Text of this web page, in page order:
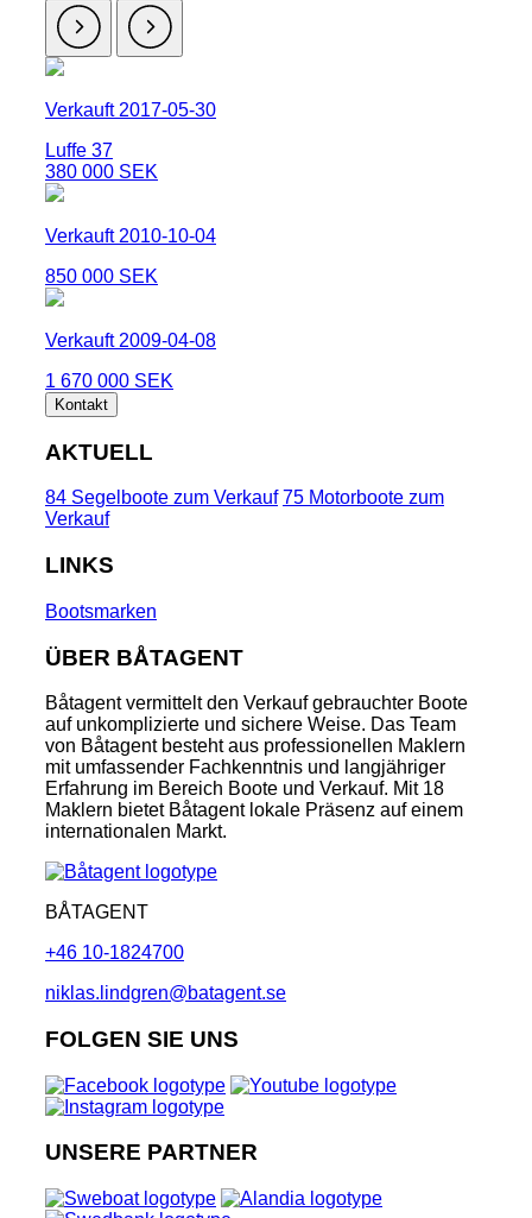
Verkauft 2017-05-30
Luffe 37
380 000 SEK
Verkauft 2010-10-04
850 000 SEK
Verkauft 2009-04-08
1 670 000 SEK
Kontakt
AKTUELL
84 Segelboote zum Verkauf 75 Motorboote zum
Verkauf
LINKS
Bootsmarken
ÜBER BÅTAGENT
Båtagent vermittelt den Verkauf gebrauchter Boote
auf unkomplizierte und sichere Weise. Das Team
von Båtagent besteht aus professionellen Maklern
mit umfassender Fachkenntnis und langjähriger
Erfahrung im Bereich Boote und Verkauf. Mit 18
Maklern bietet Båtagent lokale Präsenz auf einem
internationalen Markt.
BÅTAGENT
+46 10-1824700
niklas.lindgren@batagent.se
FOLGEN SIE UNS
UNSERE PARTNER